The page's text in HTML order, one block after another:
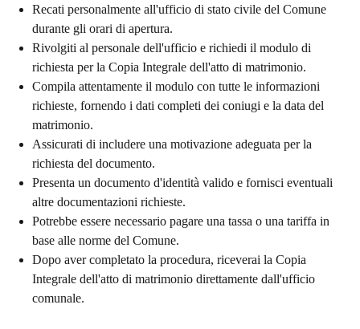
Recati personalmente all'ufficio di stato civile del Comune
durante gli orari di apertura.
Rivolgiti al personale dell'ufficio e richiedi il modulo di
richiesta per la Copia Integrale dell'atto di matrimonio.
Compila attentamente il modulo con tutte le informazioni
richieste, fornendo i dati completi dei coniugi e la data del
matrimonio.
Assicurati di includere una motivazione adeguata per la
richiesta del documento.
Presenta un documento d'identità valido e fornisci eventuali
altre documentazioni richieste.
Potrebbe essere necessario pagare una tassa o una tariffa in
base alle norme del Comune.
Dopo aver completato la procedura, riceverai la Copia
Integrale dell'atto di matrimonio direttamente dall'ufficio
comunale.